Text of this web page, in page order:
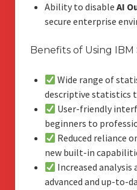
Ability to disable AI
secure enterprise
Benefits of Using IBM
Wide range of
descriptive statistics
User-friendly
beginners to
Reduced reliance
new built-in
Increased analysis
advanced and up-to-